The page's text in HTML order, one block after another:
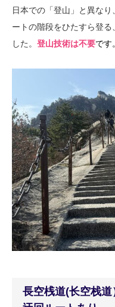
日本での「登山」と異な
ートの階段をひたすら登
した。 登山技術は不要です。
長空桟道(长空栈道